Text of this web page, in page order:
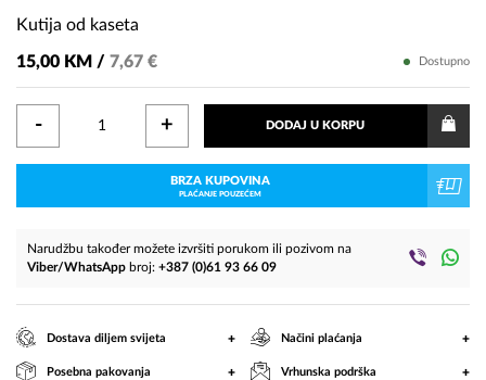
Kutija od kaseta
15,00 KM / 7,67 € Dostupno
- + DODAJ U KORPU
BRZA KUPOVINA
PLAĆANJE POUZEĆEM
Narudžbu također možete izvršiti porukom ili pozivom na
Viber/WhatsApp broj: +387 (0)61 93 66 09
Dostava diljem svijeta + Načini plaćanja +
Posebna pakovanja + Vrhunska podrška +